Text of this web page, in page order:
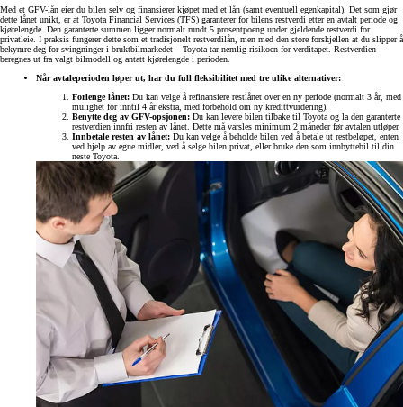
Med et GFV-lån eier du bilen selv og finansierer kjøpet med et lån (samt eventuell egenkapital). Det som gjør
dette lånet unikt, er at Toyota Financial Services (TFS) garanterer for bilens restverdi etter en avtalt periode og
kjørelengde. Den garanterte summen ligger normalt rundt 5 prosentpoeng under gjeldende restverdi for
privatleie. I praksis fungerer dette som et tradisjonelt restverdilån, men med den store forskjellen at du slipper å
bekymre deg for svingninger i bruktbilmarkedet – Toyota tar nemlig risikoen for verditapet. Restverdien
beregnes ut fra valgt bilmodell og antatt kjørelengde i perioden.
Når avtaleperioden løper ut, har du full fleksibilitet med tre ulike alternativer:
Forlenge lånet: Du kan velge å refinansiere restlånet over en ny periode (normalt 3 år, med
mulighet for inntil 4 år ekstra, med forbehold om ny kredittvurdering).
Benytte deg av GFV-opsjonen: Du kan levere bilen tilbake til Toyota og la den garanterte
restverdien innfri resten av lånet. Dette må varsles minimum 2 måneder før avtalen utløper.
Innbetale resten av lånet: Du kan velge å beholde bilen ved å betale ut restbeløpet, enten
ved hjelp av egne midler, ved å selge bilen privat, eller bruke den som innbyttebil til din
neste Toyota.